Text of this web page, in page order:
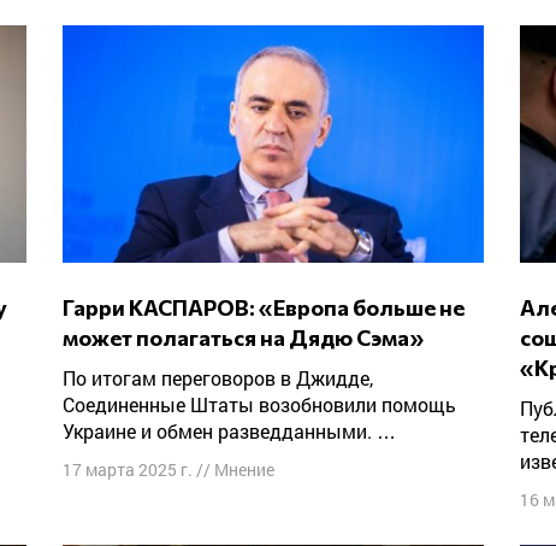
Гарри КАСПАРОВ: «Европа больше не
может полагаться на Дядю Сэма»
По итогам переговоров в Джидде,
Соединенные Штаты возобновили помощь
Украине и обмен разведданными. …
17 марта 2025 г. // Мнение
Александр СКОБОВ: «Трамп как будто
Публицист Игорь Яковенко публикует у себя в
16